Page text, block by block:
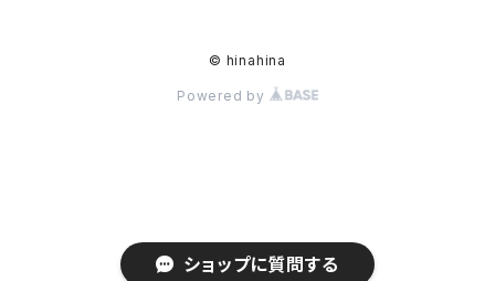
ショップに質問する
© hinahina
Powered by